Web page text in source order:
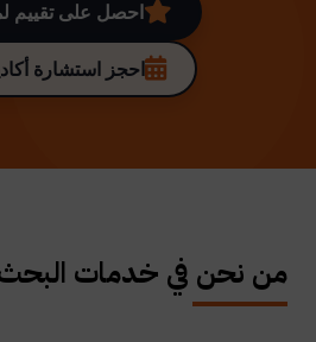
احصل على تقييم
احجز استشارة
من نحن في خدمات